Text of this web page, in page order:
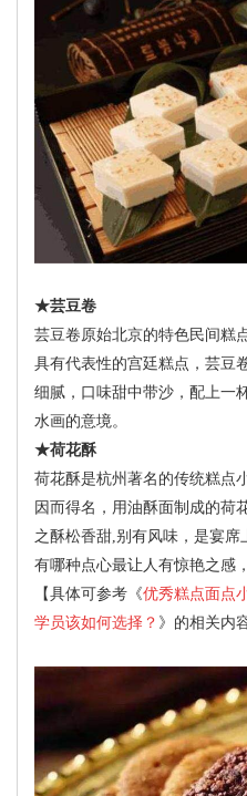
★芸豆卷
芸豆卷原始北京的特色民间糕
具有代表性的宫廷糕点，芸豆
细腻，口味甜中带沙，配上一
水画的意境。
★荷花酥
荷花酥是杭州著名的传统糕点
因而得名，用油酥面制成的荷
之酥松香甜,别有风味，是宴
有哪种点心最让人有惊艳之感
【具体可参考《优秀糕点面点
学员该如何选择？ 》的相关内